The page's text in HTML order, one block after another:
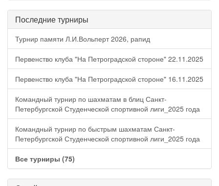
Последние турниры
Турнир памяти Л.И.Вольперт 2026, рапид
Первенство клуба "На Петроградской стороне" 22.11.2025
Первенство клуба "На Петроградской стороне" 16.11.2025
Командный турнир по шахматам в блиц Санкт-
Петербургской Студенческой спортивной лиги_2025 года
Командный турнир по быстрым шахматам Санкт-
Петербургской Студенческой спортивной лиги_2025 года
Все турниры (75)